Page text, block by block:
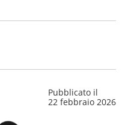
Pubblicato il
22 febbraio 2026